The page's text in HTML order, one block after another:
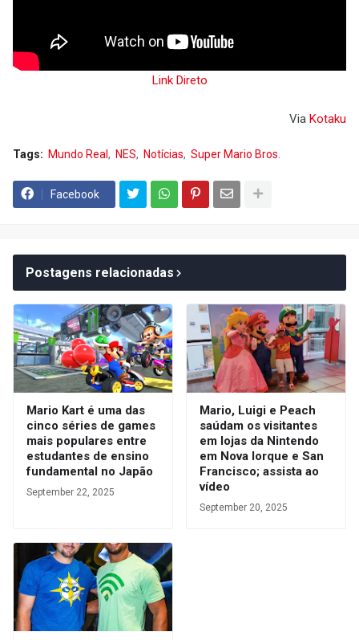
Link Direto
Via Kotaku
Tags: Mundo Real NES Notícias Super Mario Bros.
Facebook
Postagens relacionadas
Mario Kart é uma das
cinco séries de games
mais populares entre
estudantes de ensino
fundamental no Japão
September 22, 2025
Mario, Luigi e Peach
saúdam os visitantes
em lojas da Nintendo
em Nova Iorque e San
Francisco; assista ao
vídeo
September 20, 2025